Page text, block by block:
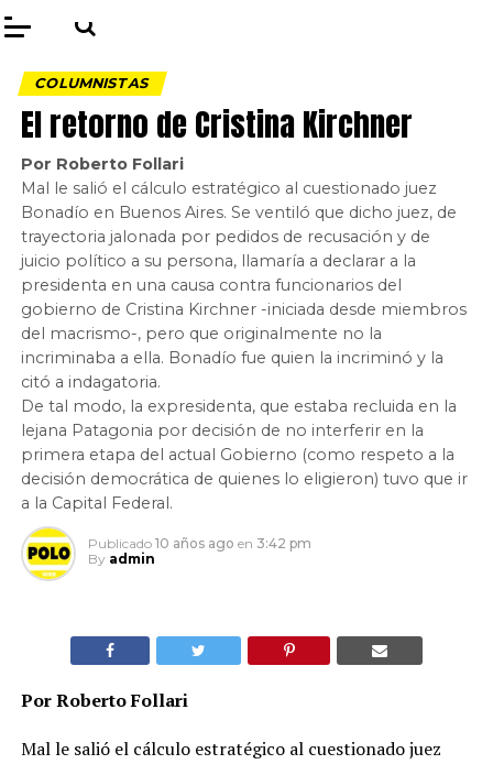
COLUMNISTAS
El retorno de Cristina Kirchner
Por Roberto Follari
Mal le salió el cálculo estratégico al cuestionado juez
Bonadío en Buenos Aires. Se ventiló que dicho juez, de
trayectoria jalonada por pedidos de recusación y de
juicio político a su persona, llamaría a declarar a la
presidenta en una causa contra funcionarios del
gobierno de Cristina Kirchner -iniciada desde miembros
del macrismo-, pero que originalmente no la
incriminaba a ella. Bonadío fue quien la incriminó y la
citó a indagatoria.
De tal modo, la expresidenta, que estaba recluida en la
lejana Patagonia por decisión de no interferir en la
primera etapa del actual Gobierno (como respeto a la
decisión democrática de quienes lo eligieron) tuvo que ir
a la Capital Federal.
Publicado 10 años ago en 3:42 pm
By admin
Por Roberto Follari
Mal le salió el cálculo estratégico al cuestionado juez